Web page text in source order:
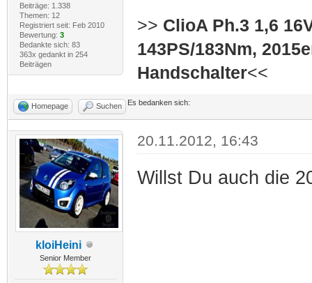
Beiträge: 1.338
Themen: 12
Registriert seit: Feb 2010
Bewertung: 3
Bedankte sich: 83
363x gedankt in 254
Beiträgen
>> ClioA Ph.3 1,6
143PS/183Nm,
Handschalter<<
Homepage Suchen Es bedanken sich:
kloiHeini
Senior Member
20.11.2012, 16:43
Willst Du auch die